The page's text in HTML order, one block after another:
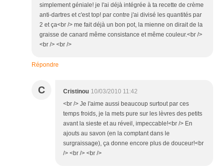
simplement géniale! je l'ai déjà intégrée à ta recette de crème
anti-dartres et c'est top! par contre j'ai divisé les quantités par
2 et ça<br /> me fait déjà un bon pot, la mienne on dirait de la
graisse de canard même consistance et même couleur.<br />
<br /> <br />
Répondre
C Cristinou 10/03/2010 11:42
<br /> Je l'aime aussi beaucoup surtout par ces
temps froids, je la mets pure sur les lèvres des petits
avant la sieste et au réveil, impeccable!<br /> En
ajouts au savon (en la comptant dans le
surgraissage), ça donne encore plus de douceur!<br
/> <br /> <br />